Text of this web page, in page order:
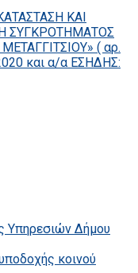
ΚΑΙ
ΣΥΓΚΡΟΤΗΜΑΤΟΣ
( αρ.
και α/α ΕΣΗΔΗΣ:
Υπηρεσιών Δήμου
κοινού